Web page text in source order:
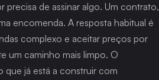
precisa de assinar algo. Um contrato,
encomenda. A resposta habitual é
complexo e aceitar preços por
um caminho mais limpo. O
que já está a construir com